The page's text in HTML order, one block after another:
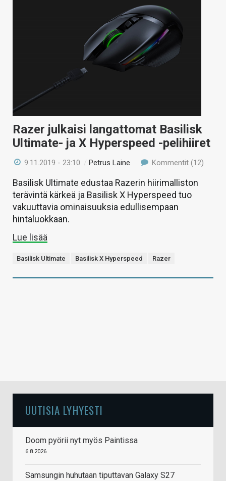
HAKU
Razer julkaisi langattomat Basilisk
Ultimate- ja X Hyperspeed -pelihiiret
9.11.2019 - 23:10 / Petrus Laine Kommentit (12)
Basilisk Ultimate edustaa Razerin hiirimalliston
terävintä kärkeä ja Basilisk X Hyperspeed tuo
vakuuttavia ominaisuuksia edullisempaan
hintaluokkaan.
Lue lisää
Basilisk Ultimate Basilisk X Hyperspeed Razer
UUTISIA LYHYESTI
Doom pyörii nyt myös Paintissa
6.8.2026
Samsungin huhutaan tiputtavan Galaxy S27